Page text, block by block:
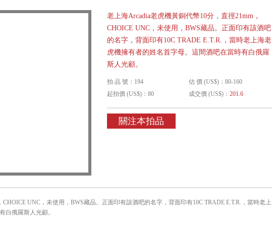
老上海Arcadia老虎機黃銅代幣10分，直徑21mm，
CHOICE UNC，未使用，BWS藏品。正面印有該酒吧
的名字，背面印有10C TRADE E.T.R.，當時老上海老
虎機擁有者的姓名首字母。這間酒吧在當時有白俄羅
斯人光顧。
拍 品 號：194
估 價 (US$)：80-160
起拍價 (US$)：80
成交價 (US$)： 201.6
關注本拍品
UNC，未使用，BWS藏品。正面印有該酒吧的名字，背面印有10C TRADE E.T.R.，當時老上
白俄羅斯人光顧。